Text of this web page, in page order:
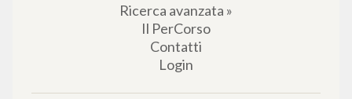
Ricerca avanzata »
Il PerCorso
Contatti
Login